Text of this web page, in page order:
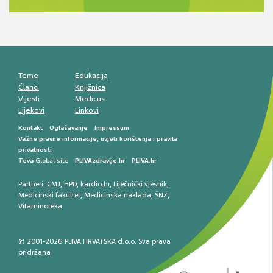
smetnji do rane onkološke dijagnostike
Teme
Članci
Vijesti
Lijekovi
Edukacija
Knjižnica
Medicus
Linkovi
Kontakt Oglašavanje
Impressum
Važne pravne informacije, uvjeti korištenja i pravila
privatnosti
Teva Global site PLIVAzdravlje.hr PLIVA.hr
Partneri: CMJ, HPD, kardio.hr, Liječnički vjesnik,
Medicinski fakultet, Medicinska naklada, ŠNZ,
Vitaminoteka
© 2001-2026 PLIVA HRVATSKA d.o.o. Sva prava
pridržana